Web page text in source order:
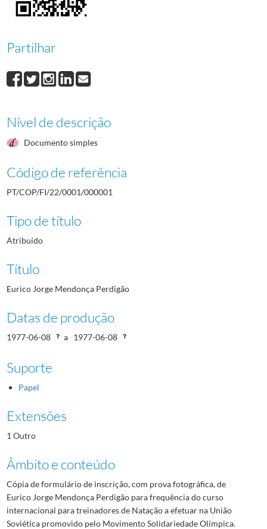
000009 Manuel Francisco Fernandes
(...)
Partilhar
Nível de descrição
Documento simples
Código de referência
PT/COP/FI/22/0001/000001
Tipo de título
Atribuído
Título
Eurico Jorge Mendonça Perdigão
Datas de produção
1977-06-08 a 1977-06-08
Suporte
Papel
Extensões
1 Outro
Âmbito e conteúdo
Cópia de formulário de inscrição, com prova fotográfica, de
Eurico Jorge Mendonça Perdigão para frequência do curso
internacional para treinadores de Natação a efetuar na União
Soviética promovido pelo Movimento Solidariedade Olímpica.